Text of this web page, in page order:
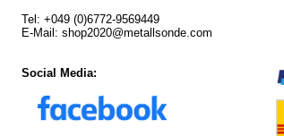
Tel: +049 (0)6772-9569449
E-Mail: shop2020@metallsonde.com
Social Media: